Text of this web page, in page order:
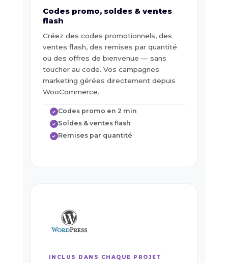
Codes promo, soldes & ventes
flash
Créez des codes promotionnels, des
ventes flash, des remises par quantité
ou des offres de bienvenue — sans
toucher au code. Vos campagnes
marketing gérées directement depuis
WooCommerce.
✓ Codes promo en 2 min
✓ Soldes & ventes flash
✓ Remises par quantité
INCLUS DANS CHAQUE PROJET